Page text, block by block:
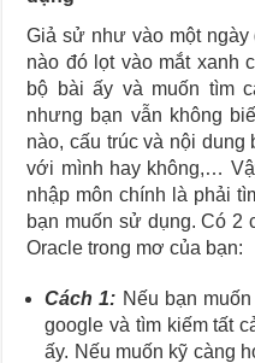
Giả sử như vào một
nào đó lọt vào mắt xanh
bộ bài ấy và muốn tìm
nhưng bạn vẫn không
nào, cấu trúc và nội
với mình hay không,…
nhập môn chính là phải
bạn muốn sử dụng. Có 2
Oracle trong mơ của bạn:
Cách 1: Nếu bạn
google và tìm kiếm tất
ấy. Nếu muốn kỹ càng